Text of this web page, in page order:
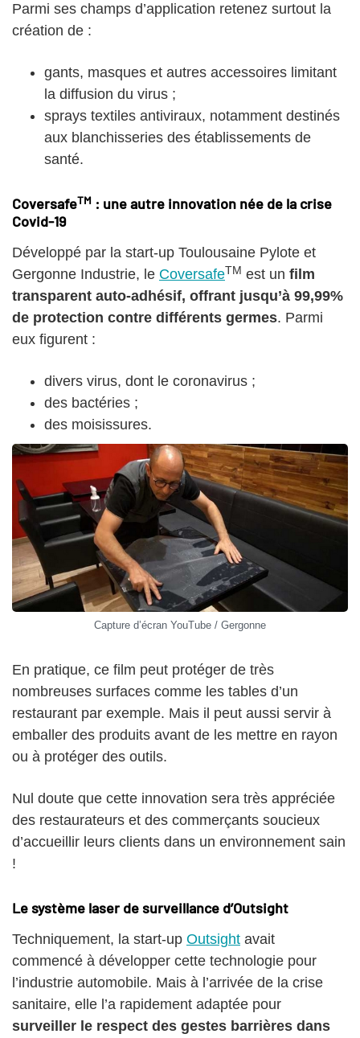
Parmi ses champs d’application retenez surtout la
création de :
gants, masques et autres accessoires limitant
la diffusion du virus ;
sprays textiles antiviraux, notamment destinés
aux blanchisseries des établissements de
santé.
CoversafeTM : une autre innovation née de la crise
Covid-19
Développé par la start-up Toulousaine Pylote et
Gergonne Industrie, le CoversafeTM est un film
transparent auto-adhésif, offrant jusqu’à 99,99%
de protection contre différents germes. Parmi
eux figurent :
divers virus, dont le coronavirus ;
des bactéries ;
des moisissures.
Capture d’écran YouTube / Gergonne
En pratique, ce film peut protéger de très
nombreuses surfaces comme les tables d’un
restaurant par exemple. Mais il peut aussi servir à
emballer des produits avant de les mettre en rayon
ou à protéger des outils.
Nul doute que cette innovation sera très appréciée
des restaurateurs et des commerçants soucieux
d’accueillir leurs clients dans un environnement sain
!
Le système laser de surveillance d’Outsight
Techniquement, la start-up Outsight avait
commencé à développer cette technologie pour
l’industrie automobile. Mais à l’arrivée de la crise
sanitaire, elle l’a rapidement adaptée pour
surveiller le respect des gestes barrières dans